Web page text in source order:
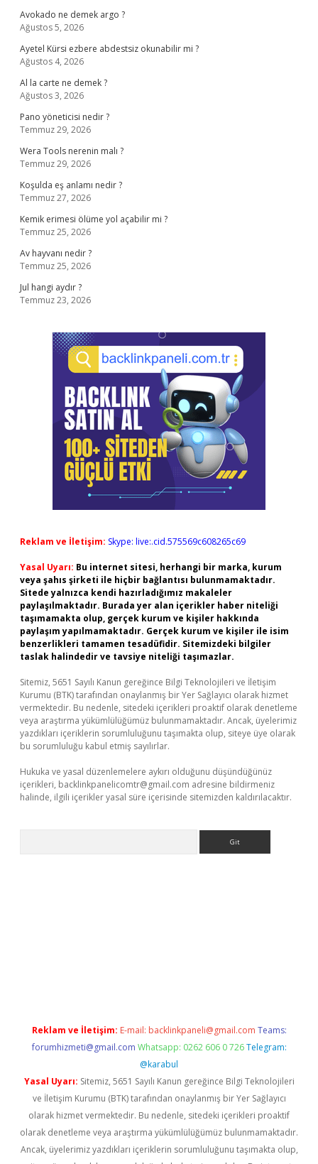
Avokado ne demek argo ?
Ağustos 5, 2026
Ayetel Kürsi ezbere abdestsiz okunabilir mi ?
Ağustos 4, 2026
Al la carte ne demek ?
Ağustos 3, 2026
Pano yöneticisi nedir ?
Temmuz 29, 2026
Wera Tools nerenin malı ?
Temmuz 29, 2026
Koşulda eş anlamı nedir ?
Temmuz 27, 2026
Kemik erimesi ölüme yol açabilir mi ?
Temmuz 25, 2026
Av hayvanı nedir ?
Temmuz 25, 2026
Jul hangi aydır ?
Temmuz 23, 2026
Reklam ve İletişim: Skype: live:.cid.575569c608265c69
Yasal Uyarı: Bu internet sitesi, herhangi bir marka, kurum
veya şahıs şirketi ile hiçbir bağlantısı bulunmamaktadır.
Sitede yalnızca kendi hazırladığımız makaleler
paylaşılmaktadır. Burada yer alan içerikler haber niteliği
taşımamakta olup, gerçek kurum ve kişiler hakkında
paylaşım yapılmamaktadır. Gerçek kurum ve kişiler ile isim
benzerlikleri tamamen tesadüfidir. Sitemizdeki bilgiler
taslak halindedir ve tavsiye niteliği taşımazlar.
Sitemiz, 5651 Sayılı Kanun gereğince Bilgi Teknolojileri ve İletişim
Kurumu (BTK) tarafından onaylanmış bir Yer Sağlayıcı olarak hizmet
vermektedir. Bu nedenle, sitedeki içerikleri proaktif olarak denetleme
veya araştırma yükümlülüğümüz bulunmamaktadır. Ancak, üyelerimiz
yazdıkları içeriklerin sorumluluğunu taşımakta olup, siteye üye olarak
bu sorumluluğu kabul etmiş sayılırlar.
Hukuka ve yasal düzenlemelere aykırı olduğunu düşündüğünüz
içerikleri, backlinkpanelicomtr@gmail.com adresine bildirmeniz
halinde, ilgili içerikler yasal süre içerisinde sitemizden kaldırılacaktır.
Reklam ve İletişim: E-mail: backlinkpaneli@gmail.com Teams:
forumhizmeti@gmail.com Whatsapp: 0262 606 0 726 Telegram:
@karabul
Yasal Uyarı: Sitemiz, 5651 Sayılı Kanun gereğince Bilgi Teknolojileri
ve İletişim Kurumu (BTK) tarafından onaylanmış bir Yer Sağlayıcı
olarak hizmet vermektedir. Bu nedenle, sitedeki içerikleri proaktif
olarak denetleme veya araştırma yükümlülüğümüz bulunmamaktadır.
Ancak, üyelerimiz yazdıkları içeriklerin sorumluluğunu taşımakta olup,